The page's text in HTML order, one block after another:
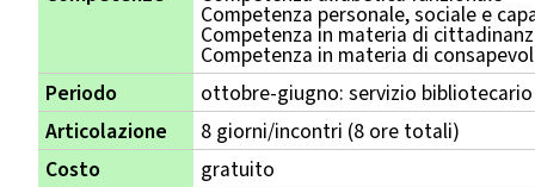
Competenza personale, sociale e
Competenza in materia di
Competenza in materia di
Periodo
ottobre-giugno: servizio
Articolazione
8 giorni/incontri (8 ore totali)
Costo
gratuito